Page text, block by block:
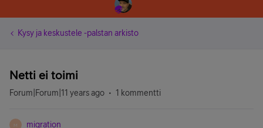
Kysy ja keskustele -palstan arkisto
Netti ei toimi
Forum|Forum|11 years ago 1 kommentti
M migration